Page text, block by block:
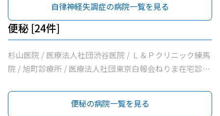
自律神経失調症の病院一覧を見る
便秘 [24件]
杉山医院 / 医療法人社団渋谷医院 / Ｌ＆Ｐクリニック練馬
院 / 旭町診療所 / 医療法人社団東京白報会ねりま在宅診療
科・老年内科 / 医療法人社団啓妙会桑名医院 / 医療法人社
団慈誠会慈誠会・光が丘病院 / 公益社団法人地域医療振興
便秘の病院一覧を見る